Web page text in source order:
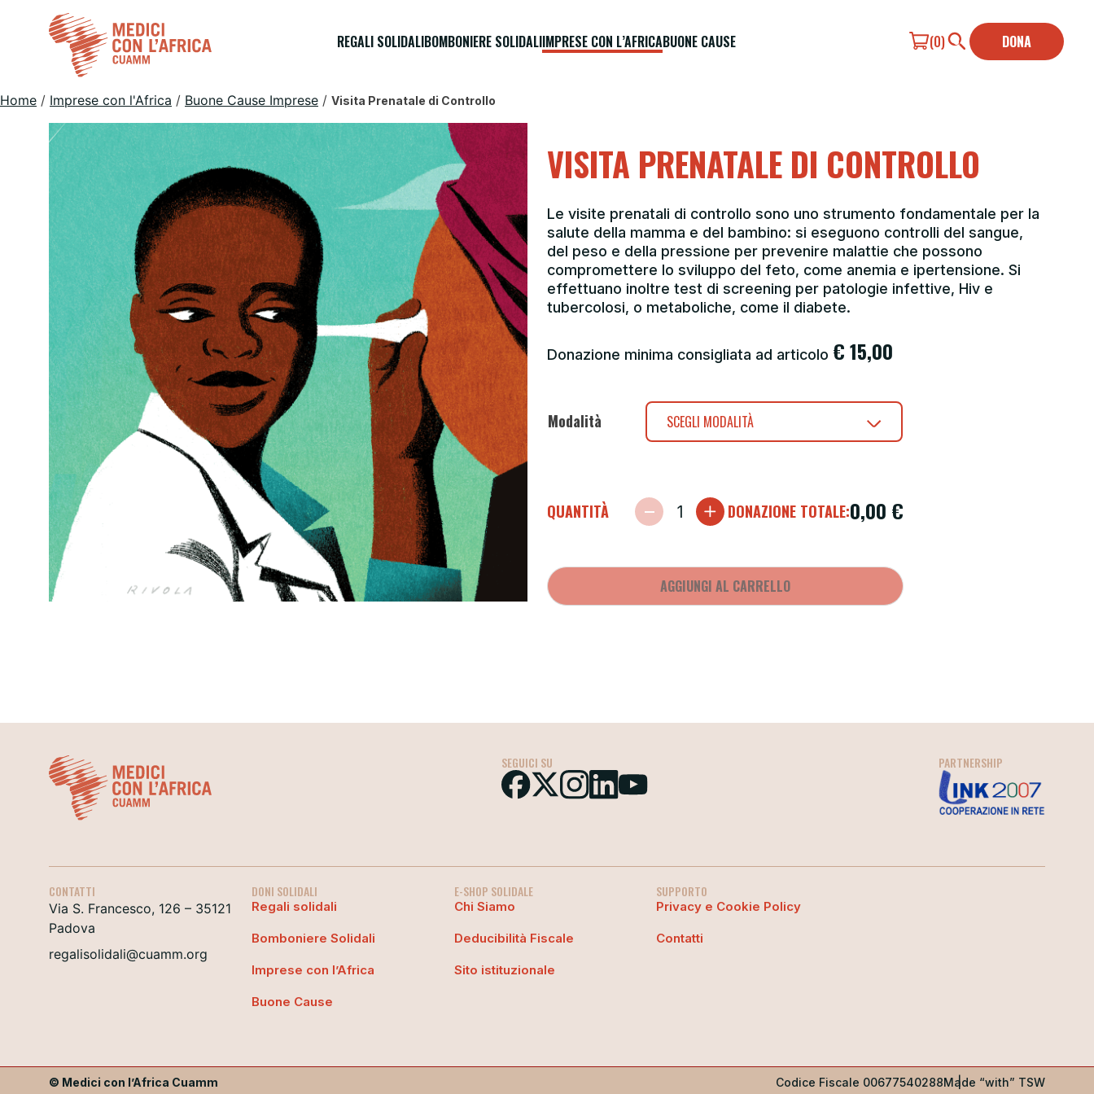
REGALI SOLIDALIBOMBONIERE SOLIDALIIMPRESE CON L’AFRICABUONE CAUSE (0) DONA
Home / Imprese con l'Africa / Buone Cause Imprese / Visita Prenatale di Controllo
VISITA PRENATALE DI CONTROLLO
Le visite prenatali di controllo sono uno strumento fondamentale per la
salute della mamma e del bambino: si eseguono controlli del sangue,
del peso e della pressione per prevenire malattie che possono
compromettere lo sviluppo del feto, come anemia e ipertensione. Si
effettuano inoltre test di screening per patologie infettive, Hiv e
tubercolosi, o metaboliche, come il diabete.
Donazione minima consigliata ad articolo €15,00
Modalità SCEGLI MODALITÀ
QUANTITÀ DONAZIONE TOTALE:0,00 €
AGGIUNGI AL CARRELLO
SEGUICI SU PARTNERSHIP
CONTATTI
Via S. Francesco, 126 – 35121
Padova
regalisolidali@cuamm.org
DONI SOLIDALI
Regali solidali
Bomboniere Solidali
Imprese con l’Africa
Buone Cause
E-SHOP SOLIDALE
Chi Siamo
Deducibilità Fiscale
Sito istituzionale
SUPPORTO
Privacy e Cookie Policy
Contatti
© Medici con l’Africa Cuamm Codice Fiscale 00677540288Made “with” TSW